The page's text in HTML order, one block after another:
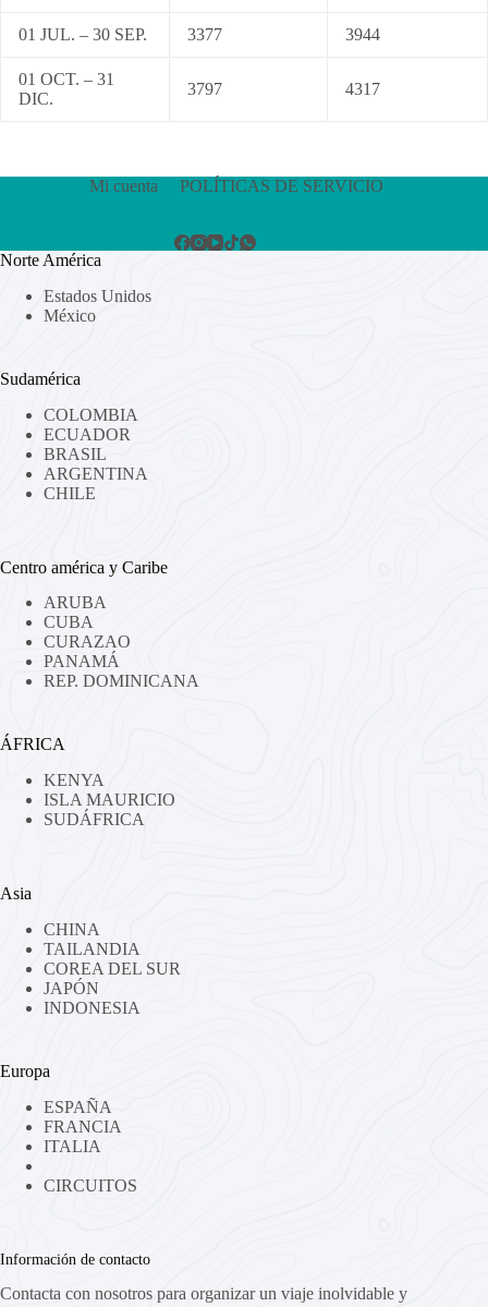
01 JUL. – 30 SEP. 3377 3944
01 OCT. – 31
DIC.
3797 4317
Mi cuenta POLÍTICAS DE SERVICIO
Norte América
Estados Unidos
México
Sudamérica
COLOMBIA
ECUADOR
BRASIL
ARGENTINA
CHILE
Centro américa y Caribe
ARUBA
CUBA
CURAZAO
PANAMÁ
REP. DOMINICANA
ÁFRICA
KENYA
ISLA MAURICIO
SUDÁFRICA
Asia
CHINA
TAILANDIA
COREA DEL SUR
JAPÓN
INDONESIA
Europa
ESPAÑA
FRANCIA
ITALIA
CIRCUITOS
Información de contacto
Contacta con nosotros para organizar un viaje inolvidable y